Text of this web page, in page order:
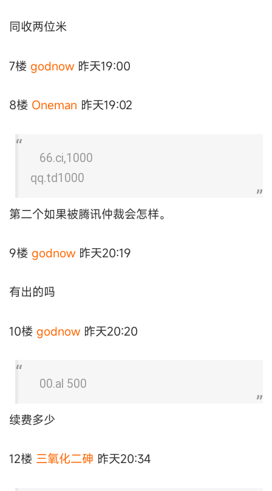
同收两位米
7楼 godnow 昨天19:00
8楼 Oneman 昨天19:02
66.ci,1000
qq.td1000
第二个如果被腾讯仲裁会怎样。
9楼 godnow 昨天20:19
有出的吗
10楼 godnow 昨天20:20
00.al 500
续费多少
12楼 三氧化二砷 昨天20:34